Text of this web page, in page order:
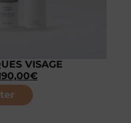
VISAGE
€